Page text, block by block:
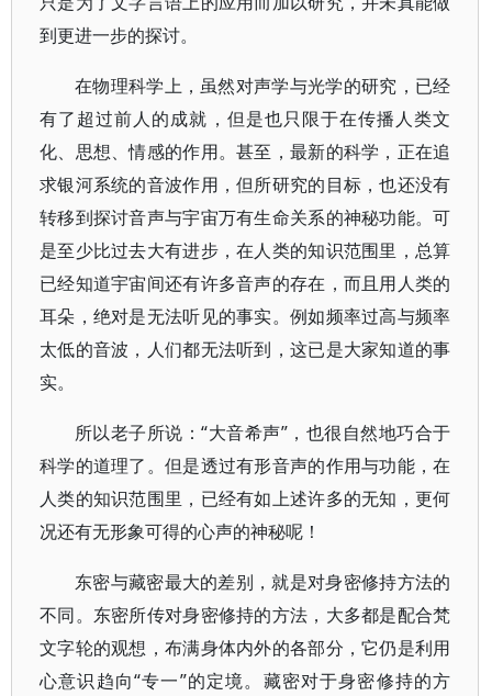
到更进一步的探讨。
在物理科学上，虽然对声学与光学的研究，已经
有了超过前人的成就，但是也只限于在传播人类文
化、思想、情感的作用。甚至，最新的科学，正在追
求银河系统的音波作用，但所研究的目标，也还没有
转移到探讨音声与宇宙万有生命关系的神秘功能。可
是至少比过去大有进步，在人类的知识范围里，总算
已经知道宇宙间还有许多音声的存在，而且用人类的
耳朵，绝对是无法听见的事实。例如频率过高与频率
太低的音波，人们都无法听到，这已是大家知道的事
实。
所以老子所说：“大音希声”，也很自然地巧合于
科学的道理了。但是透过有形音声的作用与功能，在
人类的知识范围里，已经有如上述许多的无知，更何
况还有无形象可得的心声的神秘呢！
东密与藏密最大的差别，就是对身密修持方法的
不同。东密所传对身密修持的方法，大多都是配合梵
文字轮的观想，布满身体内外的各部分，它仍是利用
心意识趋向“专一”的定境。藏密对于身密修持的方